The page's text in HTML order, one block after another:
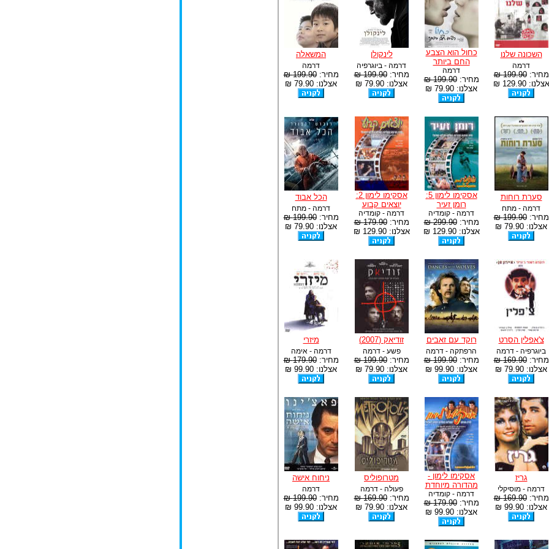
השכונה שלנו
דרמה
מחיר:199.90 ₪
אצלנו: 129.90 ₪
כחול הוא הצבע
החם ביותר
דרמה
מחיר:199.90 ₪
אצלנו: 79.90 ₪
לינקולן
דרמה - ביוגרפיה
מחיר:199.90 ₪
אצלנו: 79.90 ₪
המשאלה
דרמה
מחיר:199.90 ₪
אצלנו: 79.90 ₪
סערת רוחות
דרמה - מתח
מחיר:199.90 ₪
אצלנו: 79.90 ₪
אסקימו לימון 5:
רומן זעיר
דרמה - קומדיה
מחיר:299.90 ₪
אצלנו: 129.90 ₪
אסקימו לימון 2:
יוצאים קבוע
דרמה - קומדיה
מחיר:179.90 ₪
אצלנו: 129.90 ₪
הכל אבוד
דרמה - מתח
מחיר:199.90 ₪
אצלנו: 79.90 ₪
צ'אפלין הסרט
ביוגרפיה - דרמה
מחיר:169.90 ₪
אצלנו: 79.90 ₪
רוקד עם זאבים
הרפתקה - דרמה
מחיר:199.90 ₪
אצלנו: 99.90 ₪
זודיאק (2007)
פשע - דרמה
מחיר:199.90 ₪
אצלנו: 79.90 ₪
מיזרי
דרמה - אימה
מחיר:179.90 ₪
אצלנו: 99.90 ₪
גריז
דרמה - מוסיקלי
מחיר:169.90 ₪
אצלנו: 99.90 ₪
אסקימו לימון -
מהדורה מיוחדת
דרמה - קומדיה
מחיר:179.90 ₪
אצלנו: 99.90 ₪
מטרופוליס
פעולה - דרמה
מחיר:169.90 ₪
אצלנו: 79.90 ₪
ניחוח אישה
דרמה
מחיר:199.90 ₪
אצלנו: 99.90 ₪